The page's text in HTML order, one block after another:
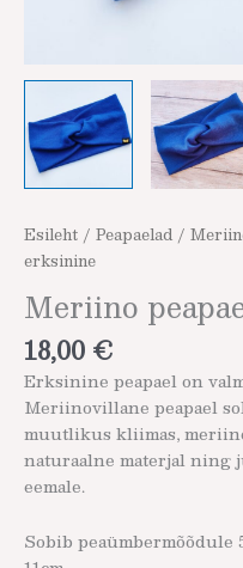
Esileht / Peapaelad /
erksinine
Meriino
18,00 €
Erksinine peapael on
Meriinovillane peapael
muutlikus kliimas,
naturaalne materjal
eemale.
Sobib peaümbermõõdule